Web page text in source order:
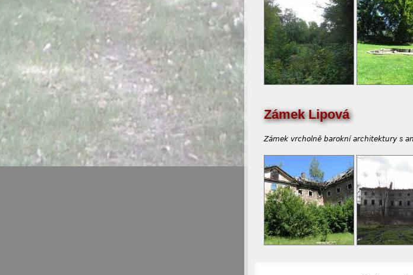
Zámek Lipová
Zámek vrcholně barokní architektury s